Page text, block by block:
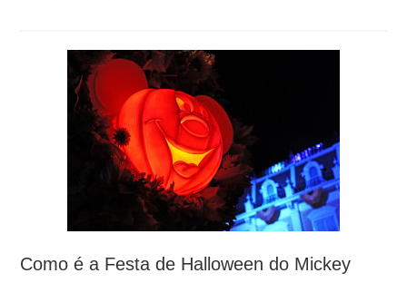
Como é a Festa de Halloween do Mickey